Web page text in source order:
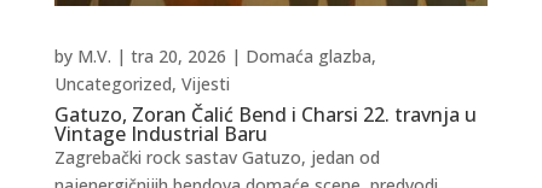
Gatuzo, Zoran Čalić Bend i Charsi 22. travnja u
Vintage Industrial Baru
by M.V. | tra 20, 2026 | Domaća glazba,
Uncategorized, Vijesti
Zagrebački rock sastav Gatuzo, jedan od